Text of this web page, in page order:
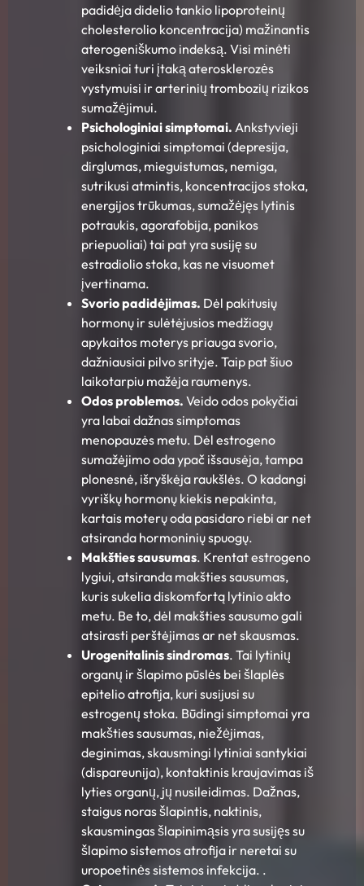
padidėja didelio tankio lipoproteinų
cholesterolio koncentracija) mažinantis
aterogeniškumo indeksą. Visi minėti
veiksniai turi įtaką aterosklerozės
vystymuisi ir arterinių trombozių rizikos
sumažėjimui.
Psichologiniai simptomai. Ankstyvieji
psichologiniai simptomai (depresija,
dirglumas, mieguistumas, nemiga,
sutrikusi atmintis, koncentracijos stoka,
energijos trūkumas, sumažėjęs lytinis
potraukis, agorafobija, panikos
priepuoliai) tai pat yra susiję su
estradiolio stoka, kas ne visuomet
įvertinama.
Svorio padidėjimas. Dėl pakitusių
hormonų ir sulėtėjusios medžiagų
apykaitos moterys priauga svorio,
dažniausiai pilvo srityje. Taip pat šiuo
laikotarpiu mažėja raumenys.
Odos problemos. Veido odos pokyčiai
yra labai dažnas simptomas
menopauzės metu. Dėl estrogeno
sumažėjimo oda ypač išsausėja, tampa
plonesnė, išryškėja raukšlės. O kadangi
vyriškų hormonų kiekis nepakinta,
kartais moterų oda pasidaro riebi ar net
atsiranda hormoninių spuogų.
Makšties sausumas. Krentat estrogeno
lygiui, atsiranda makšties sausumas,
kuris sukelia diskomfortą lytinio akto
metu. Be to, dėl makšties sausumo gali
atsirasti perštėjimas ar net skausmas.
Urogenitalinis sindromas. Tai lytinių
organų ir šlapimo pūslės bei šlaplės
epitelio atrofija, kuri susijusi su
estrogenų stoka. Būdingi simptomai yra
makšties sausumas, niežėjimas,
deginimas, skausmingi lytiniai santykiai
(dispareunija), kontaktinis kraujavimas iš
lyties organų, jų nusileidimas. Dažnas,
staigus noras šlapintis, naktinis,
skausmingas šlapinimąsis yra susijęs su
šlapimo sistemos atrofija ir neretai su
uropoetinės sistemos infekcija. .